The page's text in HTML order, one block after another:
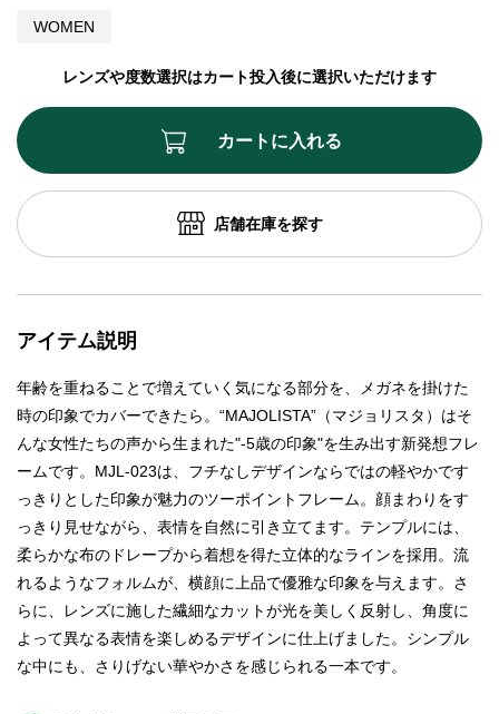
WOMEN
レンズや度数選択はカート投入後に選択いただけます
カートに入れる
店舗在庫を探す
アイテム説明
年齢を重ねることで増えていく気になる部分を、メガネを掛けた
時の印象でカバーできたら。“MAJOLISTA”（マジョリスタ）はそ
んな女性たちの声から生まれた"-5歳の印象"を生み出す新発想フレ
ームです。MJL-023は、フチなしデザインならではの軽やかです
っきりとした印象が魅力のツーポイントフレーム。顔まわりをす
っきり見せながら、表情を自然に引き立てます。テンプルには、
柔らかな布のドレープから着想を得た立体的なラインを採用。流
れるようなフォルムが、横顔に上品で優雅な印象を与えます。さ
らに、レンズに施した繊細なカットが光を美しく反射し、角度に
よって異なる表情を楽しめるデザインに仕上げました。シンプル
な中にも、さりげない華やかさを感じられる一本です。